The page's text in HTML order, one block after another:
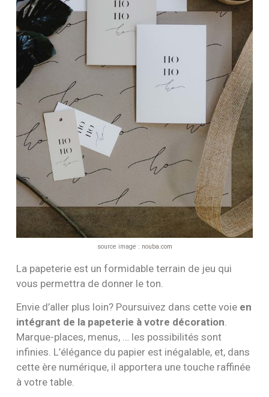
source image : nouba.com
La papeterie est un formidable terrain de jeu qui
vous permettra de donner le ton.
Envie d’aller plus loin? Poursuivez dans cette voie en
intégrant de la papeterie à votre décoration.
Marque-places, menus, … les possibilités sont
infinies. L’élégance du papier est inégalable, et, dans
cette ère numérique, il apportera une touche raffinée
à votre table.